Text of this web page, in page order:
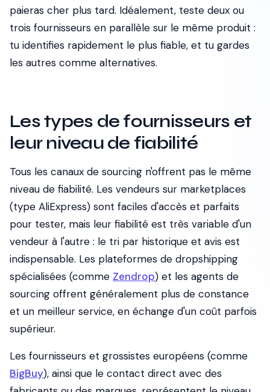
paieras cher plus tard. Idéalement, teste deux ou
trois fournisseurs en parallèle sur le même produit :
tu identifies rapidement le plus fiable, et tu gardes
les autres comme alternatives.
Les types de fournisseurs et
leur niveau de fiabilité
Tous les canaux de sourcing n'offrent pas le même
niveau de fiabilité. Les vendeurs sur marketplaces
(type AliExpress) sont faciles d'accès et parfaits
pour tester, mais leur fiabilité est très variable d'un
vendeur à l'autre : le tri par historique et avis est
indispensable. Les plateformes de dropshipping
spécialisées (comme Zendrop) et les agents de
sourcing offrent généralement plus de constance
et un meilleur service, en échange d'un coût parfois
supérieur.
Les fournisseurs et grossistes européens (comme
BigBuy), ainsi que le contact direct avec des